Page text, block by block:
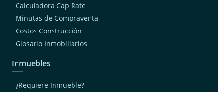
Calculadora Cap Rate
Minutas de Compraventa
Costos Construcción
Glosario Inmobiliarios
Inmuebles
¿Requiere Inmueble?